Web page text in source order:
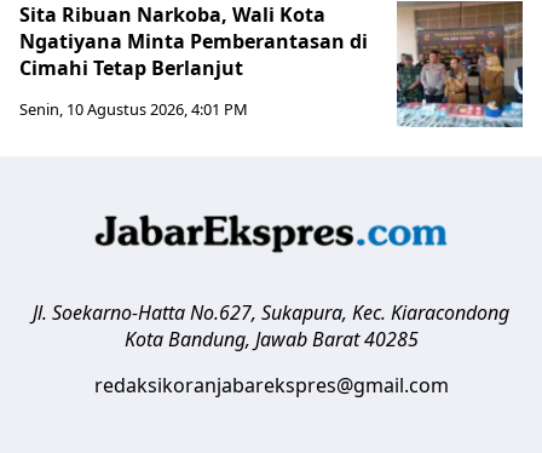
Sita Ribuan Narkoba, Wali Kota
Ngatiyana Minta Pemberantasan di
Cimahi Tetap Berlanjut
Senin, 10 Agustus 2026, 4:01 PM
Jl. Soekarno-Hatta No.627, Sukapura, Kec. Kiaracondong
Kota Bandung, Jawab Barat 40285
redaksikoranjabarekspres@gmail.com